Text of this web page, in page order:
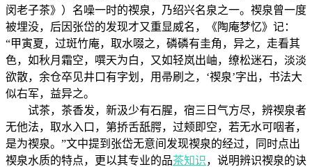
闵老子茶》）名噪一时的禊泉，乃绍兴名泉之一。禊泉曾一度
被埋没，后因张岱的发现才又重显威名，《陶庵梦忆》记：
“甲寅夏，过斑竹庵，取水啜之，磷磷有圭角，异之，走看其
色，如秋月霜空，噀天为白，又如轻岚出岫，缭松迷石，淡淡
欲散，余仓卒见井口有字划，用帚刷之，‘禊泉’字出，书法大
似右军，益异之。
试茶，茶香发，新汲少有石腥，宿三日气方尽，辨禊泉者
无他法，取水入口，第挢舌舐腭，过颊即空，若无水可咽者，
是为禊泉。”文中提到张岱无意间发现禊泉的经过，同时点出
禊泉水质的特点，更以其专业的品茶知识，说明辨识禊泉的诀